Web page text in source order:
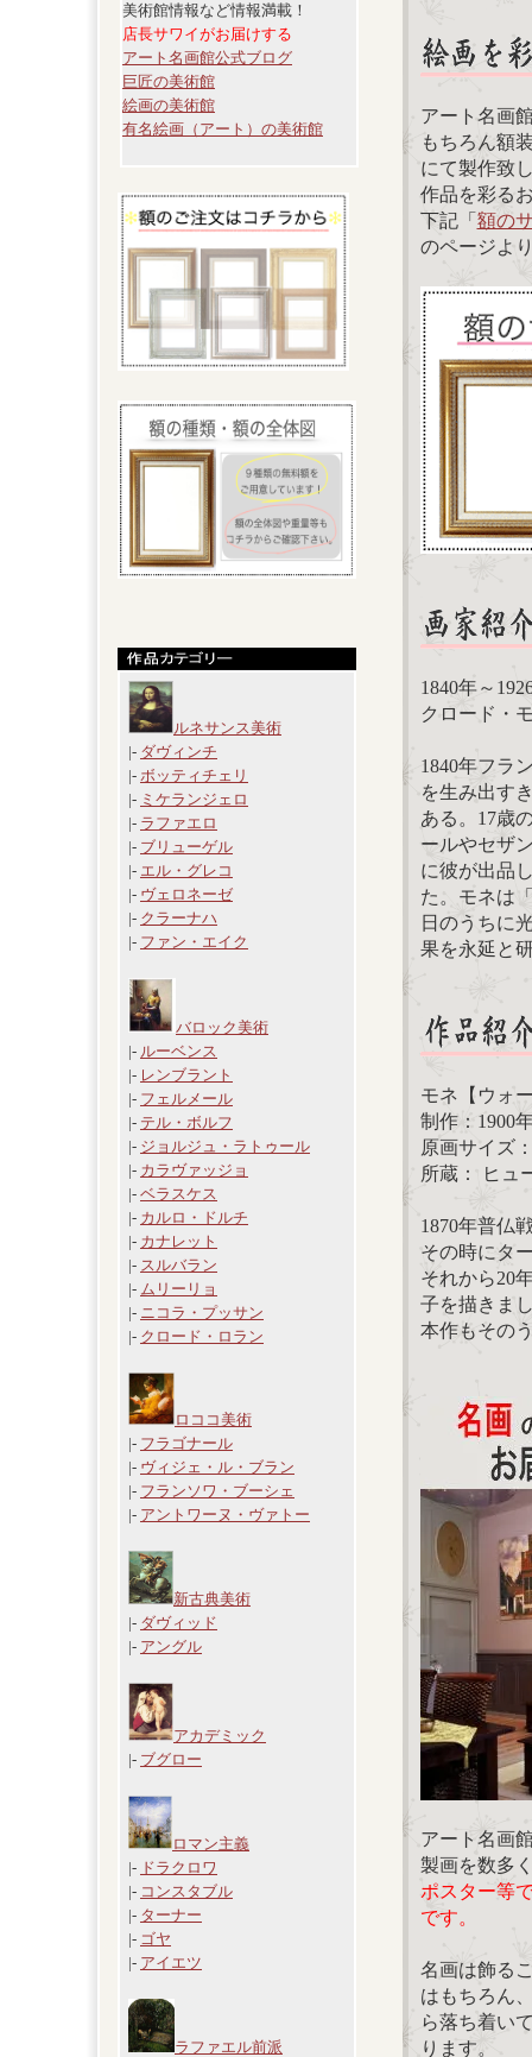
美術館情報など情報満載！
店長サワイがお届けする
アート名画館公式ブログ
巨匠の美術館
絵画の美術館
有名絵画（アート）の美術館
ルネサンス美術
|- ダヴィンチ
|- ボッティチェリ
|- ミケランジェロ
|- ラファエロ
|- ブリューゲル
|- エル・グレコ
|- ヴェロネーゼ
|- クラーナハ
|- ファン・エイク
バロック美術
|- ルーベンス
|- レンブラント
|- フェルメール
|- テル・ボルフ
|- ジョルジュ・ラトゥール
|- カラヴァッジョ
|- ベラスケス
|- カルロ・ドルチ
|- カナレット
|- スルバラン
|- ムリーリョ
|- ニコラ・プッサン
|- クロード・ロラン
ロココ美術
|- フラゴナール
|- ヴィジェ・ル・ブラン
|- フランソワ・ブーシェ
|- アントワーヌ・ヴァトー
新古典美術
|- ダヴィッド
|- アングル
アカデミック
|- ブグロー
ロマン主義
|- ドラクロワ
|- コンスタブル
|- ターナー
|- ゴヤ
|- アイエツ
ラファエル前派
アート名画
もちろん額
にて製作致
作品を彩る
下記「額の
のページよ
1840年～
クロード
1840年フラ
を生み出す
ある。17歳
ールやセザ
に彼が出品
た。モネは
日のうちに
果を永延と
モネ【ウォ
制作：1900
原画サイズ
所蔵： ヒュ
1870年普仏
その時にタ
それから20
子を描きま
本作もその
アート名画
製画を数多
ポスター等
です。
名画は飾る
はもちろん
ら落ち着い
ります。